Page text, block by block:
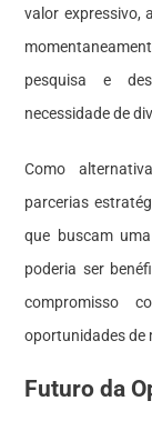
valor expressivo,
pesquisa e
necessidade de
Como
parcerias
que buscam
poderia ser
compromisso
oportunidades de
Futuro da